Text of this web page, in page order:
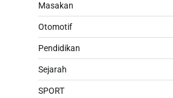
Masakan
Otomotif
Pendidikan
Sejarah
SPORT